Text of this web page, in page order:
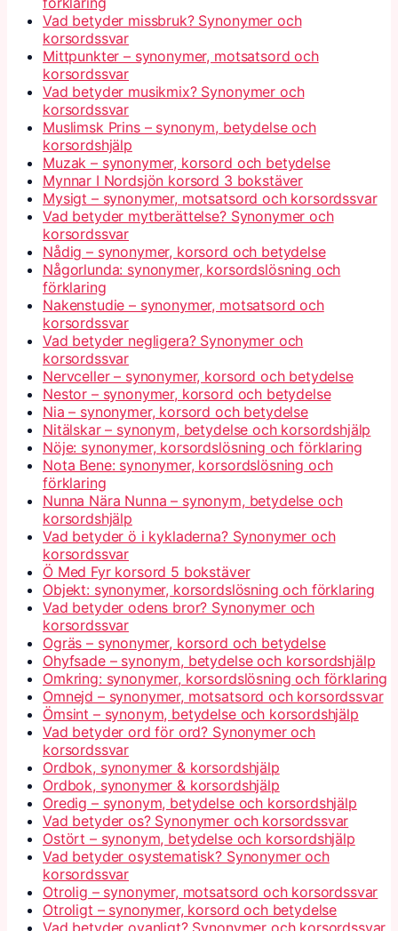
Vad betyder missbruk? Synonymer och
korsordssvar
Mittpunkter – synonymer, motsatsord och
korsordssvar
Vad betyder musikmix? Synonymer och
korsordssvar
Muslimsk Prins – synonym, betydelse och
korsordshjälp
Muzak – synonymer, korsord och betydelse
Mynnar I Nordsjön korsord 3 bokstäver
Mysigt – synonymer, motsatsord och korsordssvar
Vad betyder mytberättelse? Synonymer och
korsordssvar
Nådig – synonymer, korsord och betydelse
Någorlunda: synonymer, korsordslösning och
förklaring
Nakenstudie – synonymer, motsatsord och
korsordssvar
Vad betyder negligera? Synonymer och
korsordssvar
Nervceller – synonymer, korsord och betydelse
Nestor – synonymer, korsord och betydelse
Nia – synonymer, korsord och betydelse
Nitälskar – synonym, betydelse och korsordshjälp
Nöje: synonymer, korsordslösning och förklaring
Nota Bene: synonymer, korsordslösning och
förklaring
Nunna Nära Nunna – synonym, betydelse och
korsordshjälp
Vad betyder ö i kykladerna? Synonymer och
korsordssvar
Ö Med Fyr korsord 5 bokstäver
Objekt: synonymer, korsordslösning och förklaring
Vad betyder odens bror? Synonymer och
korsordssvar
Ogräs – synonymer, korsord och betydelse
Ohyfsade – synonym, betydelse och korsordshjälp
Omkring: synonymer, korsordslösning och förklaring
Omnejd – synonymer, motsatsord och korsordssvar
Ömsint – synonym, betydelse och korsordshjälp
Vad betyder ord för ord? Synonymer och
korsordssvar
Ordbok, synonymer & korsordshjälp
Ordbok, synonymer & korsordshjälp
Oredig – synonym, betydelse och korsordshjälp
Vad betyder os? Synonymer och korsordssvar
Ostört – synonym, betydelse och korsordshjälp
Vad betyder osystematisk? Synonymer och
korsordssvar
Otrolig – synonymer, motsatsord och korsordssvar
Otroligt – synonymer, korsord och betydelse